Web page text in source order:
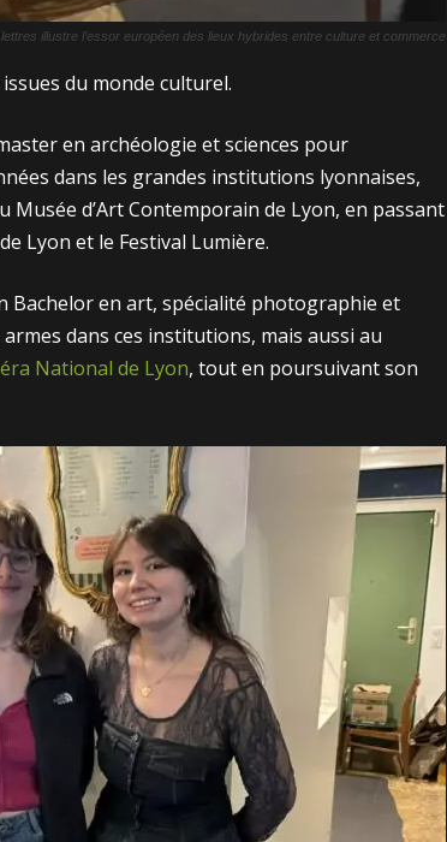
illustre l’essor européen des lieux hybrides entre culture et commerce
du monde culturel.
en archéologie et sciences pour
dans les grandes institutions lyonnaises,
Musée d’Art Contemporain de Lyon, en passant
Lyon et le Festival Lumière.
Bachelor en art, spécialité photographie et
dans ces institutions, mais aussi au
National de Lyon, tout en poursuivant son